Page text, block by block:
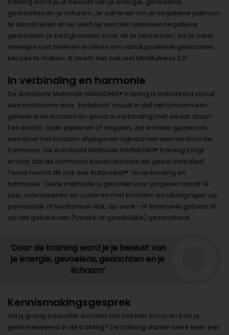
gedachten en je lichaam. Je zult leren om je negatieve patroon
te doorbreken en er alert op worden wanneer negatieve
gedachten je bezighouden. Door dit te herkennen, zul je meer
innerlijke rust creëren en leren om vanuit positieve gedachten
keuzes te maken. Ik noem het ook wel Mindfulness 2.0.’
In verbinding en harmonie
De Aandacht Methode HARMONI3® training is ontwikkeld vanuit
een holistische visie. ‘Holistisch’ houdt in dat het lichaam één
geheel is en lichaam en geest in verbinding met elkaar staan.
Een klacht, zoals piekeren of angsten, zal worden gezien als
een door het lichaam afgegeven signaal van een verstoorde
harmonie. De Aandacht Methode HARMONI3® training zorgt
ervoor dat de harmonie tussen lichaam en geest verbetert.
Tessa noemt dit ook wel Autensitief®: ‘in verbinding en
harmonie.’ Deze methode is geschikt voor jongeren vanaf 14
jaar, volwassenen en ouderen met klachten en uitdagingen op
persoonlijk of relationeel vlak, op werk- of financieel gebied of
op het gebied van (fysieke of geestelijke) gezondheid.
‘Door de training word je je bewust van
je energie, gevoelens, gedachten en je
lichaam’
Kennismakingsgesprek
Wil jij graag bewuster worden van het hier en nu en ben je
geïnteresseerd in de training? De training starten twee keer per